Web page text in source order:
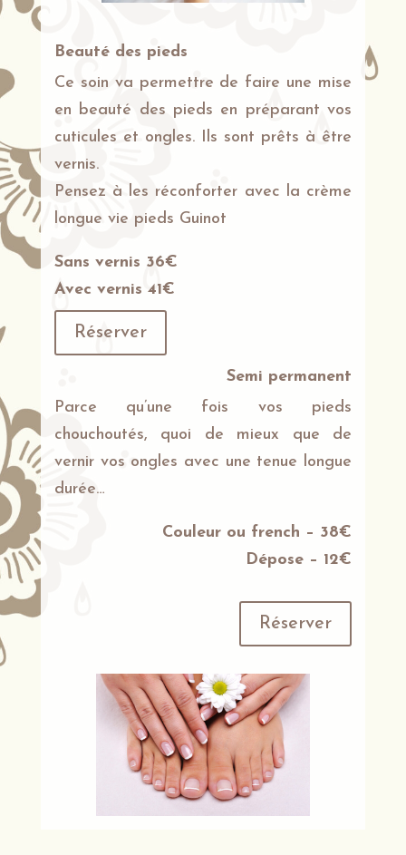
Beauté des pieds
Ce soin va permettre de faire une mise
en beauté des pieds en préparant vos
cuticules et ongles. Ils sont prêts à être
vernis.
Pensez à les réconforter avec la crème
longue vie pieds Guinot
Sans vernis 36€
Avec vernis 41€
Réserver
Semi permanent
Parce qu’une fois vos pieds
chouchoutés, quoi de mieux que de
vernir vos ongles avec une tenue longue
durée…
Couleur ou french – 38€
Dépose – 12€
Réserver